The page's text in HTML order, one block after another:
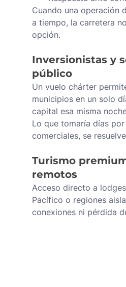
Cuando una operación
a tiempo, la carretera
opción.
Inversionistas y
público
Un vuelo chárter
municipios en un solo
capital esa misma
Lo que tomaría días
comerciales, se
Turismo
remotos
Acceso directo a
Pacífico o regiones
conexiones ni pérdida